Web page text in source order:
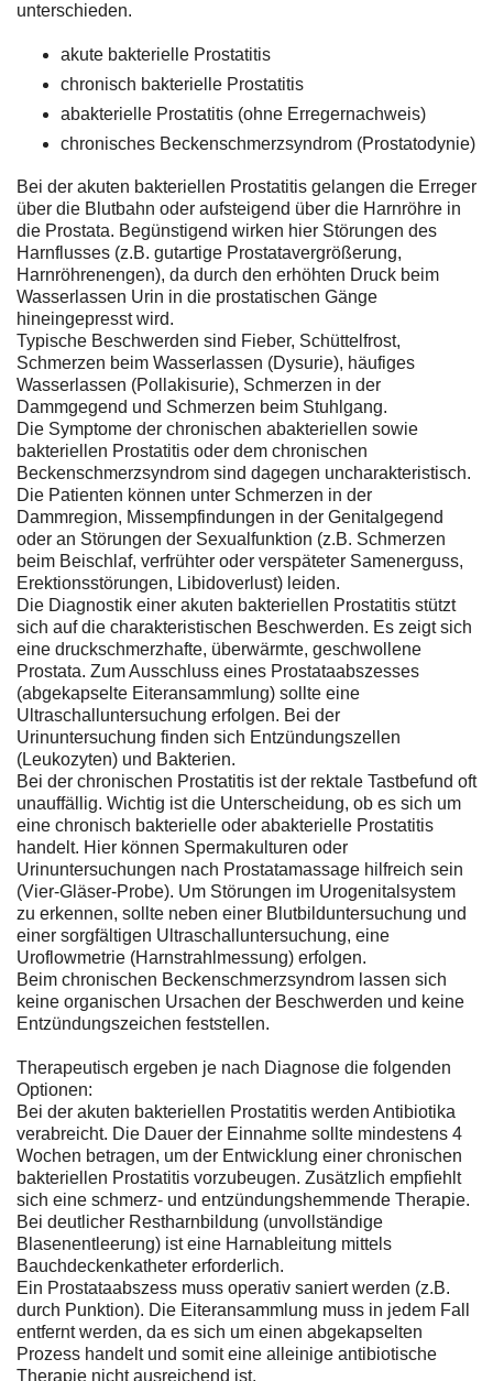
unterschieden.
akute bakterielle Prostatitis
chronisch bakterielle Prostatitis
abakterielle Prostatitis (ohne Erregernachweis)
chronisches Beckenschmerzsyndrom (Prostatodynie)
Bei der akuten bakteriellen Prostatitis gelangen die Erreger
über die Blutbahn oder aufsteigend über die Harnröhre in
die Prostata. Begünstigend wirken hier Störungen des
Harnflusses (z.B. gutartige Prostatavergrößerung,
Harnröhrenengen), da durch den erhöhten Druck beim
Wasserlassen Urin in die prostatischen Gänge
hineingepresst wird.
Typische Beschwerden sind Fieber, Schüttelfrost,
Schmerzen beim Wasserlassen (Dysurie), häufiges
Wasserlassen (Pollakisurie), Schmerzen in der
Dammgegend und Schmerzen beim Stuhlgang.
Die Symptome der chronischen abakteriellen sowie
bakteriellen Prostatitis oder dem chronischen
Beckenschmerzsyndrom sind dagegen uncharakteristisch.
Die Patienten können unter Schmerzen in der
Dammregion, Missempfindungen in der Genitalgegend
oder an Störungen der Sexualfunktion (z.B. Schmerzen
beim Beischlaf, verfrühter oder verspäteter Samenerguss,
Erektionsstörungen, Libidoverlust) leiden.
Die Diagnostik einer akuten bakteriellen Prostatitis stützt
sich auf die charakteristischen Beschwerden. Es zeigt sich
eine druckschmerzhafte, überwärmte, geschwollene
Prostata. Zum Ausschluss eines Prostataabszesses
(abgekapselte Eiteransammlung) sollte eine
Ultraschalluntersuchung erfolgen. Bei der
Urinuntersuchung finden sich Entzündungszellen
(Leukozyten) und Bakterien.
Bei der chronischen Prostatitis ist der rektale Tastbefund oft
unauffällig. Wichtig ist die Unterscheidung, ob es sich um
eine chronisch bakterielle oder abakterielle Prostatitis
handelt. Hier können Spermakulturen oder
Urinuntersuchungen nach Prostatamassage hilfreich sein
(Vier-Gläser-Probe). Um Störungen im Urogenitalsystem
zu erkennen, sollte neben einer Blutbilduntersuchung und
einer sorgfältigen Ultraschalluntersuchung, eine
Uroflowmetrie (Harnstrahlmessung) erfolgen.
Beim chronischen Beckenschmerzsyndrom lassen sich
keine organischen Ursachen der Beschwerden und keine
Entzündungszeichen feststellen.
Therapeutisch ergeben je nach Diagnose die folgenden
Optionen:
Bei der akuten bakteriellen Prostatitis werden Antibiotika
verabreicht. Die Dauer der Einnahme sollte mindestens 4
Wochen betragen, um der Entwicklung einer chronischen
bakteriellen Prostatitis vorzubeugen. Zusätzlich empfiehlt
sich eine schmerz- und entzündungshemmende Therapie.
Bei deutlicher Restharnbildung (unvollständige
Blasenentleerung) ist eine Harnableitung mittels
Bauchdeckenkatheter erforderlich.
Ein Prostataabszess muss operativ saniert werden (z.B.
durch Punktion). Die Eiteransammlung muss in jedem Fall
entfernt werden, da es sich um einen abgekapselten
Prozess handelt und somit eine alleinige antibiotische
Therapie nicht ausreichend ist.